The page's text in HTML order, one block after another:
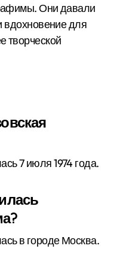
Они давали
вдохновение для
творческой
7 июля 1974 года.
в городе Москва.